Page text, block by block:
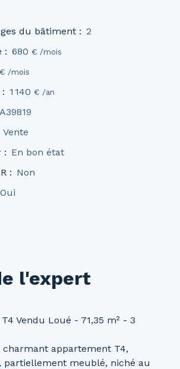
du bâtiment : 2
: 680 € /mois
€ /mois
: 1 140 € /an
Vente
: En bon état
: Non
Oui
l'expert
Vendu Loué - 71,35 m² - 3
charmant appartement T4,
partiellement meublé, niché au